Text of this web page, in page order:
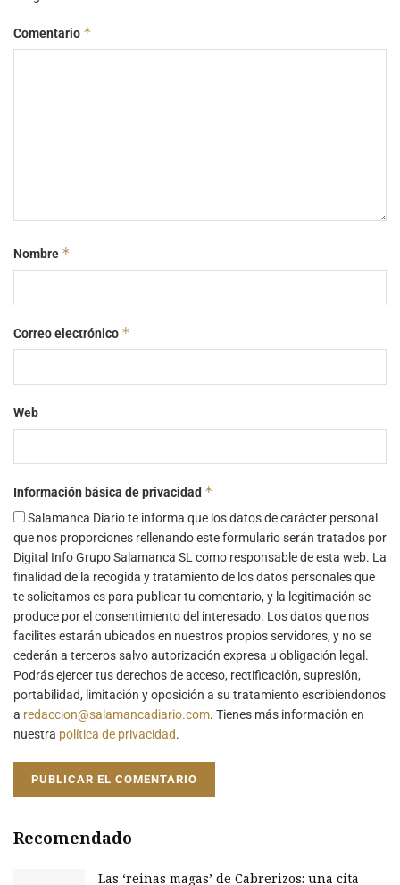
Comentario *
Nombre *
Correo electrónico *
Web
Información básica de privacidad *
Salamanca Diario te informa que los datos de carácter personal
que nos proporciones rellenando este formulario serán tratados por
Digital Info Grupo Salamanca SL como responsable de esta web. La
finalidad de la recogida y tratamiento de los datos personales que
te solicitamos es para publicar tu comentario, y la legitimación se
produce por el consentimiento del interesado. Los datos que nos
facilites estarán ubicados en nuestros propios servidores, y no se
cederán a terceros salvo autorización expresa u obligación legal.
Podrás ejercer tus derechos de acceso, rectificación, supresión,
portabilidad, limitación y oposición a su tratamiento escribiendonos
a redaccion@salamancadiario.com. Tienes más información en
nuestra política de privacidad.
Recomendado
Las ‘reinas magas’ de Cabrerizos: una cita